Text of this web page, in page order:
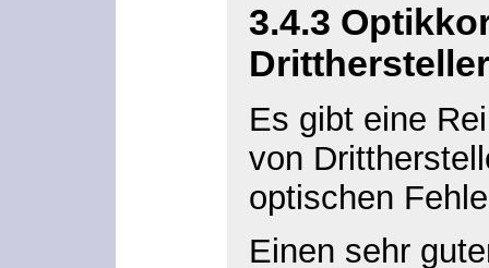
3.4.3
Es gibt eine
von
optischen
Einen sehr